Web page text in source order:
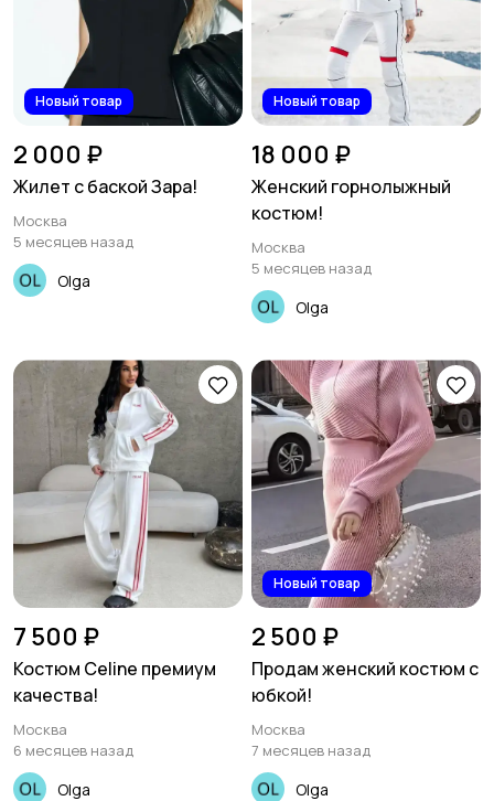
Новый товар
2 000 ₽
Жилет с баской Зара!
Москва
5 месяцев назад
Olga
Новый товар
18 000 ₽
Женский горнолыжный
костюм!
Москва
5 месяцев назад
Olga
7 500 ₽
Костюм Celine премиум
качества!
Москва
6 месяцев назад
Olga
Новый товар
2 500 ₽
Продам женский костюм с
юбкой!
Москва
7 месяцев назад
Olga